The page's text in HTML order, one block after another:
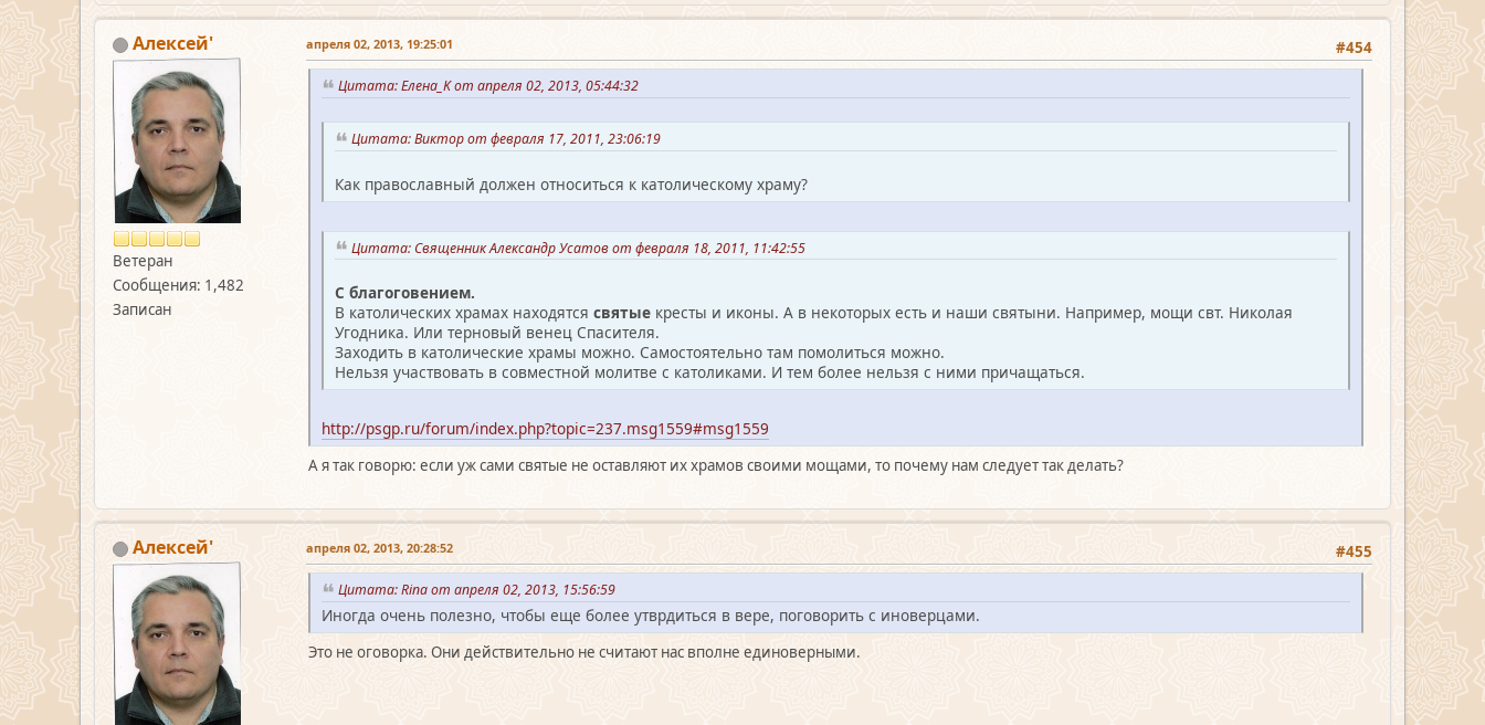
Алексей'
Ветеран
Сообщения: 1,482
Записан
#454
апреля 02, 2013, 19:25:01
Цитата: Елена_K от апреля 02, 2013, 05:44:32
Цитата: Виктор от февраля 17, 2011, 23:06:19
Как православный должен относиться к католическому храму?
Цитата: Священник Александр Усатов от февраля 18, 2011, 11:42:55
C благоговением.
В католических храмах находятся святые кресты и иконы. А в некоторых есть и наши святыни. Например, мощи свт. Николая
Угодника. Или терновый венец Спасителя.
Заходить в католические храмы можно. Самостоятельно там помолиться можно.
Нельзя участвовать в совместной молитве с католиками. И тем более нельзя с ними причащаться.
http://psgp.ru/forum/index.php?topic=237.msg1559#msg1559
А я так говорю: если уж сами святые не оставляют их храмов своими мощами, то почему нам следует так делать?
Алексей' #455
апреля 02, 2013, 20:28:52
Цитата: Rina от апреля 02, 2013, 15:56:59
Иногда очень полезно, чтобы еще более утврдиться в вере, поговорить с иноверцами.
Это не оговорка. Они действительно не считают нас вполне единоверными.